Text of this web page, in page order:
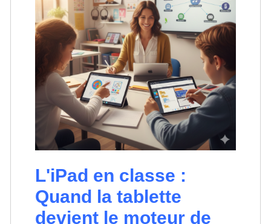
L'iPad en classe :
Quand la tablette
devient le moteur de